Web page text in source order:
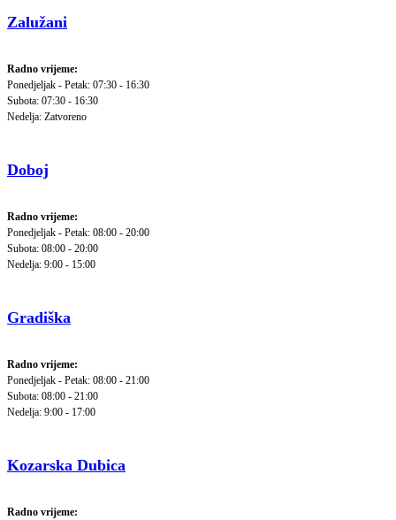
Zalužani
Radno vrijeme:
Ponedjeljak - Petak: 07:30 - 16:30
Subota: 07:30 - 16:30
Nedelja: Zatvoreno
Doboj
Radno vrijeme:
Ponedjeljak - Petak: 08:00 - 20:00
Subota: 08:00 - 20:00
Nedelja: 9:00 - 15:00
Gradiška
Radno vrijeme:
Ponedjeljak - Petak: 08:00 - 21:00
Subota: 08:00 - 21:00
Nedelja: 9:00 - 17:00
Kozarska Dubica
Radno vrijeme: